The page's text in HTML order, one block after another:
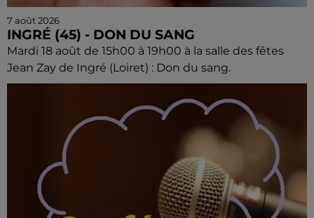
7 août 2026
INGRÉ (45) - DON DU SANG
Mardi 18 août de 15h00 à 19h00 à la salle des fêtes
Jean Zay de Ingré (Loiret) : Don du sang.